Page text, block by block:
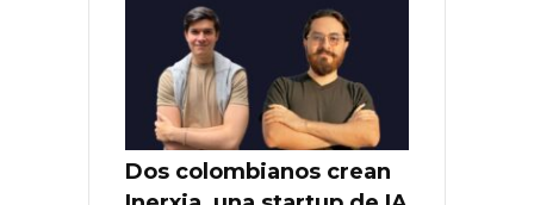
Dos colombianos crean